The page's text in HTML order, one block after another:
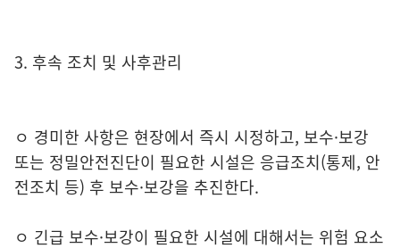
3. 후속 조치 및 사후관리
ㅇ 경미한 사항은 현장에서 즉시 시정하고, 보수·보강
또는 정밀안전진단이 필요한 시설은 응급조치(통제, 안
전조치 등) 후 보수·보강을 추진한다.
ㅇ 긴급 보수·보강이 필요한 시설에 대해서는 위험 요소